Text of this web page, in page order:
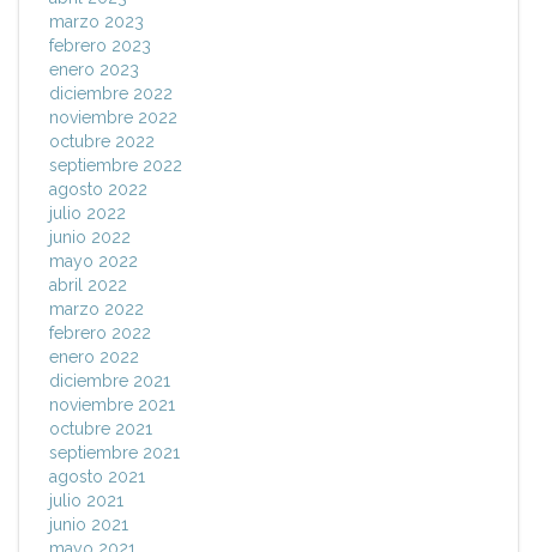
marzo 2023
febrero 2023
enero 2023
diciembre 2022
noviembre 2022
octubre 2022
septiembre 2022
agosto 2022
julio 2022
junio 2022
mayo 2022
abril 2022
marzo 2022
febrero 2022
enero 2022
diciembre 2021
noviembre 2021
octubre 2021
septiembre 2021
agosto 2021
julio 2021
junio 2021